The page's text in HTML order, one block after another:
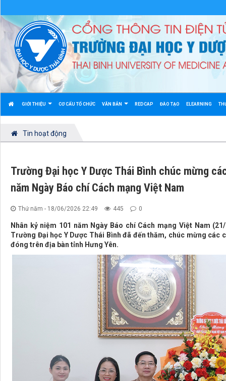
GIỚI THIỆU CƠ CẤU TỔ CHỨC VĂN BẢN REDCAP ĐÀO TẠO ELEARNING
Tin hoạt động
Trường Đại học Y Dược Thái Bình chúc mừng
năm Ngày Báo chí Cách mạng Việt Nam
Thứ năm - 18/06/2026 22:49 445 0
Nhân kỷ niệm 101 năm Ngày Báo chí Cách mạng Việt Nam
Trường Đại học Y Dược Thái Bình đã đến thăm, chúc mừng
đóng trên địa bàn tỉnh Hưng Yên.